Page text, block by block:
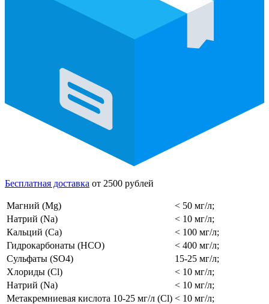
Бесплатная доставка от 2500 рублей
Магний (Mg)
< 50 мг/л;
Натрий (Na)
< 10 мг/л;
Кальций (Ca)
< 100 мг/л;
Гидрокарбонаты (HCO)
< 400 мг/л;
Сульфаты (SO4)
15-25 мг/л;
Хлориды (Cl)
< 10 мг/л;
Натрий (Na)
< 10 мг/л;
Метакремниевая кислота 10-25 мг/л (Cl) < 10 мг/л;